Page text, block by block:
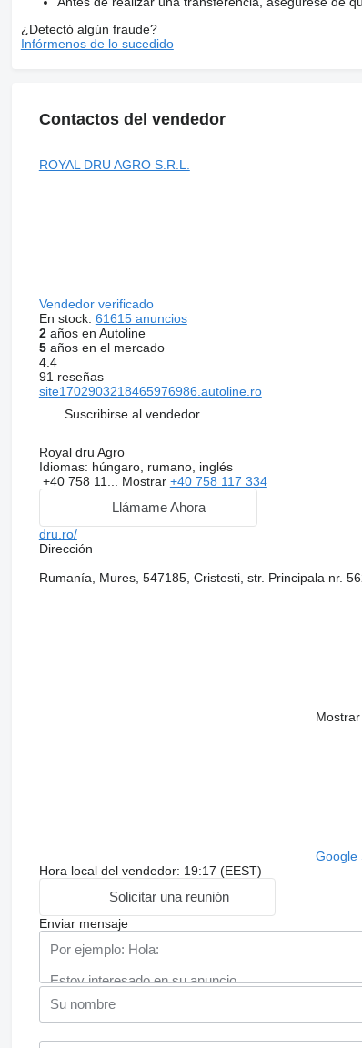
¿Detectó algún fraude?
Infórmenos de lo sucedido
Contactos del vendedor
ROYAL DRU AGRO S.R.L.
Vendedor verificado
En stock: 61615 anuncios
2años en Autoline
5años en el mercado
4.4
91 reseñas
site1702903218465976986.autoline.ro
Suscribirse al vendedor
Royal dru Agro
Idiomas: húngaro, rumano, inglés
+40 758 11... Mostrar +40 758 117 334
Llámame Ahora
dru.ro/
Dirección
Rumanía, Mures, 547185, Cristesti, str. Principala nr.
Google
Hora local del vendedor: 19:17 (EEST)
Solicitar una reunión
Enviar mensaje